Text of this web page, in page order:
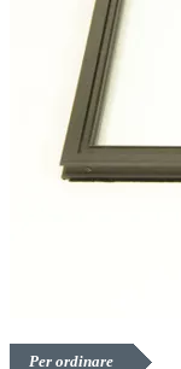
Per ordinare